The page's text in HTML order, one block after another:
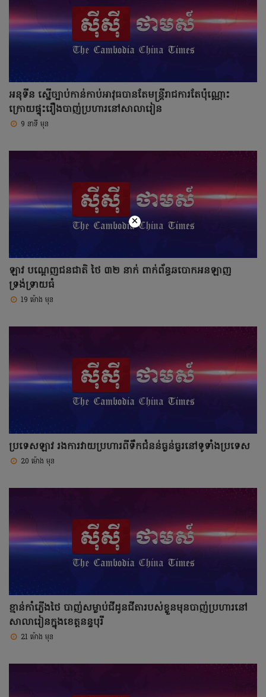
អនុទីន ស្នើច្បាប់កាន់កាប់អាវុធបានតែមន្រ្តីរាជការតែប៉ុណ្ណោះ
ក្រោយផ្ទុះរឿងបាញ់ប្រហារនៅសាលារៀន
9 នាទី មុន
ឡាវ បណ្តេញជនជាតិ ថៃ ៣២ នាក់ ពាក់ព័ន្ធឆបោកអនឡាញ
ទ្រង់ទ្រាយធំ
19 ម៉ោង មុន
ប្រទេសឡាវ រងការវាយប្រហារពីទឹកជំនន់ធ្ងន់ធ្ងរនៅទូទាំងប្រទេស
20 ម៉ោង មុន
ខ្មាន់កាំភ្លើងថៃ បាញ់សម្លាប់ជីដូនជីតារបស់ខ្លួនមុនបាញ់ប្រហារនៅ
សាលារៀនក្នុងខេត្តនន្ទបុរី
21 ម៉ោង មុន
×